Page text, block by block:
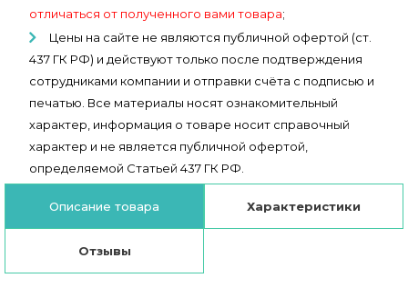
отличаться от полученного вами товара;
Цены на сайте не являются публичной офертой (ст.
437 ГК РФ) и действуют только после подтверждения
сотрудниками компании и отправки счёта с подписью и
печатью. Все материалы носят ознакомительный
характер, информация о товаре носит справочный
характер и не является публичной офертой,
определяемой Статьей 437 ГК РФ.
Описание товара Характеристики
Отзывы